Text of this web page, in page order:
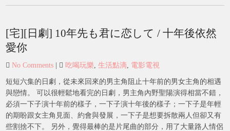
[宅][日劇] 10年先も君に恋して / 十年後依然
愛你
No Comments 吃喝玩樂,生活點滴, 電影電視
短短六集的日劇，從未來回來的男主角阻止十年前的男女主角的相遇
與戀情。 可以很輕鬆地看完的日劇，男主角內野聖陽演得相當不錯，
必須一下子演十年前的樣子，一下子演十年後的樣子；一下子是年輕
的期盼跟女主角見面、約會與發展，一下子是想要拆散兩人但卻又有
些割捨不下。 另外，覺得最棒的是片尾曲的部分，用了大量路人情侶